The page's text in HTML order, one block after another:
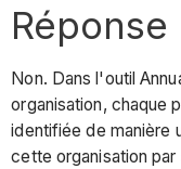
Réponse
Non. Dans l'outil
organisation, chaque
identifiée de manière
cette organisation